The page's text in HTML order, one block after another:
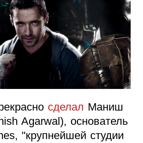
сделал Маниш
Agarwal), основатель
"крупнейшей студии